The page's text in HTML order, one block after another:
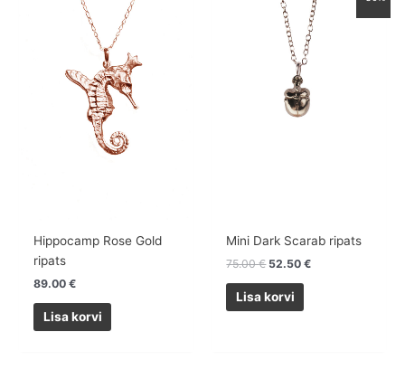
Hippocamp Rose Gold
ripats
89.00€
Lisa korvi
Mini Dark Scarab ripats
75.00€
hind
75.00 €.
52.50€
hind
on:
52.50 €.
Lisa korvi